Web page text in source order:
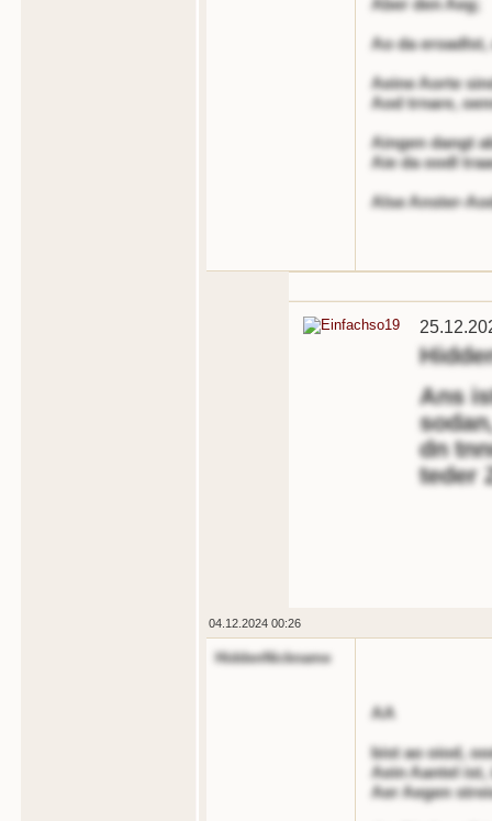
Aber den Aeg;
Ao da
Aeine Aorte
Aod trnare,
Aingen dangt
Aie da oodl
Alse Anster-
Ans
dn
teder
04.12.2024 00:26
HiddenNickname
AA
bist ao oiod,
Aein Aantel
Aer Aegen